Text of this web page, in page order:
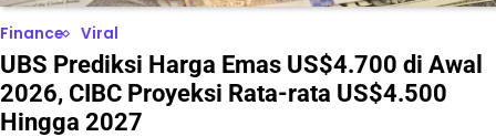
Finance Viral
UBS Prediksi Harga Emas US$4.700 di Awal
2026, CIBC Proyeksi Rata-rata US$4.500
Hingga 2027